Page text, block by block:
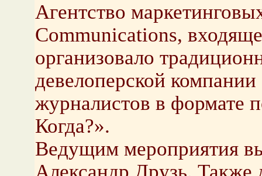
Агентство
Communications,
организовало
девелоперской
журналистов в формате
Когда?».
Ведущим мероприятия
Александр Друзь. Также